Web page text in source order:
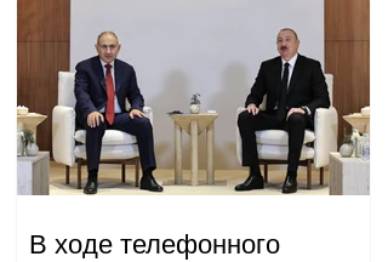
В ходе телефонного